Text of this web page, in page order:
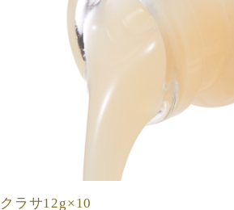
クラサ12g×10